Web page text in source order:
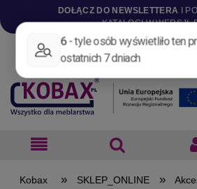
DOŁĄCZ DO NEWSLETTERA I
KATALOGI W WERSJI
Aktualności Nowości Promocje
Pliki do pobrania
Materiały dla
» SKLEP_ONLINE »